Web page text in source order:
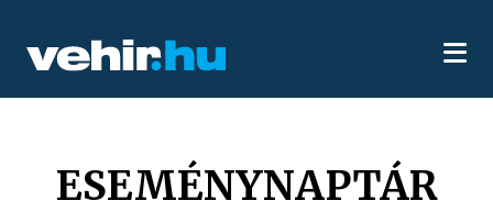
ESEMÉNYNAPTÁR